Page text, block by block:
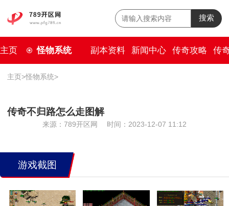
搜索
主页 怪物系统 副本资料 新闻中心 传奇攻略 传
主页>怪物系统>
传奇不归路怎么走图解
来源：789开区网 时间：2023-12-07 11:12
游戏截图